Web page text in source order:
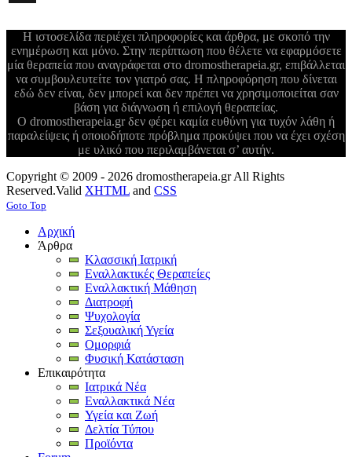
Η ιστοσελίδα περιέχει πληροφορίες και άρθρα, με σκοπό την
ενημέρωση και μόνο. Στην περίπτωση που θέλετε να εφαρμόσετε
μία θεραπεία που αναγράφεται στο dromostherapeia.gr, επιβάλλεται
να συμβουλευτείτε τον γιατρό σας. Η πληροφόρηση που δίνεται
εδώ δεν είναι, δεν μπορεί και δεν πρέπει να χρησιμοποιείται σαν
βάση για διάγνωση ή επιλογή θεραπείας.
Ο dromostherapeia.gr δεν φέρει καμία ευθύνη για τυχόν λάθη ή
παραλείψεις ή οποιοδήποτε πρόβλημα προκύψει που να έχει σχέση
με υλικό που περιλαμβάνεται σ’ αυτήν.
Copyright © 2009 - 2026 dromostherapeia.gr All Rights
Reserved.Valid XHTML and CSS
Goto Top
Αρχική
Άρθρα
Κλασσική Ιατρική
Εναλλακτικές Θεραπείες
Εναλλακτική Μάθηση
Διατροφή
Ψυχολογία
Σεξουαλική Υγεία
Ομορφιά
Φυσική Κατάσταση
Επικαιρότητα
Ιατρικά Νέα
Εναλλακτικά Νέα
Υγεία και Ζωή
Δελτία Τύπου
Προϊόντα